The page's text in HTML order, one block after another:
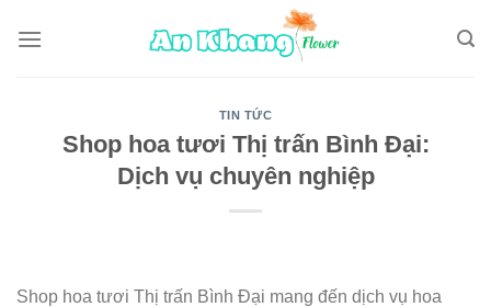
TIN TỨC
Shop hoa tươi Thị trấn Bình Đại:
Dịch vụ chuyên nghiệp
Shop hoa tươi Thị trấn Bình Đại mang đến dịch vụ hoa